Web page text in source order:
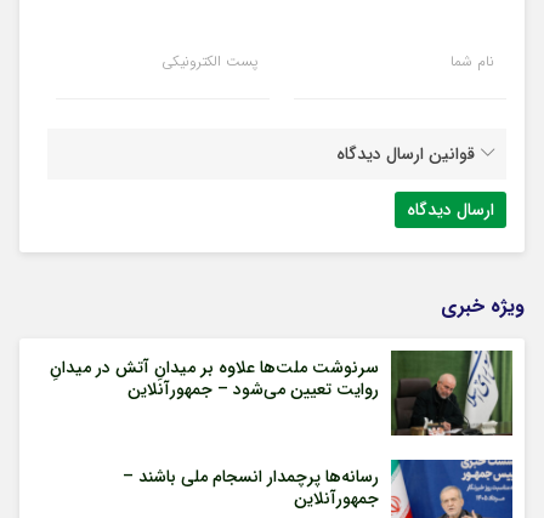
نام شما پست الکترونیکی
قوانین ارسال دیدگاه
ویژه خبری
سرنوشت ملت‌ها علاوه بر میدانِ آتش در میدانِ
روایت تعیین می‌شود – جمهورآنلاین
رسانه‌ها پرچمدار انسجام ملی باشند –
جمهورآنلاین